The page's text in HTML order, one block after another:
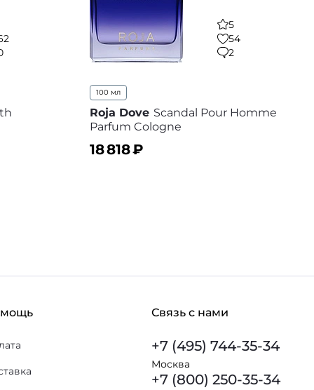
5
54
2
100 мл
Roja Dove Scandal Pour Homme
Parfum Cologne
18 818₽
Связь с нами
+7 (495) 744-35-34
Москва
+7 (800) 250-35-34